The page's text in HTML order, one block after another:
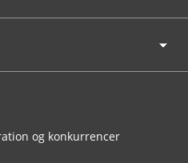
og konkurrencer